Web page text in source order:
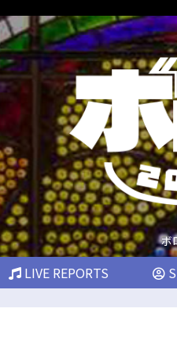
ボ
LIVE REPORTS